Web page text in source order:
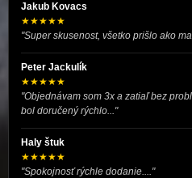
Jakub Kovacs
★★★★★
"Super skusenost, všetko prišlo ako
Peter Jackulík
★★★★★
"Objednávam som 3x a zatiaľ bez
bol doručený rýchlo..."
Haly štuk
★★★★★
"Spokojnosť rýchle dodanie...."